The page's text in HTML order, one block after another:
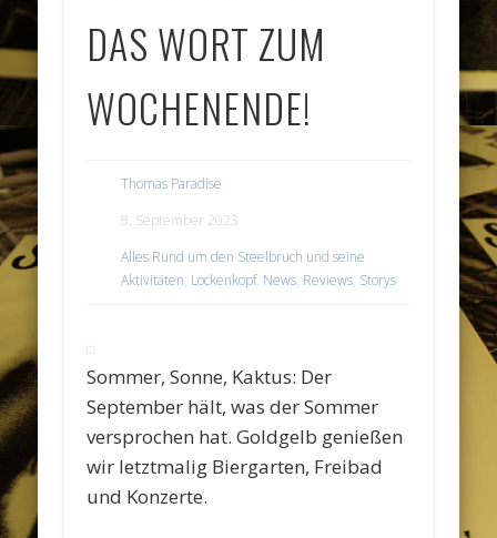
DAS WORT ZUM
WOCHENENDE!
Thomas Paradise
8. September 2023
Alles Rund um den Steelbruch und seine
Aktivitäten, Lockenkopf, News, Reviews, Storys
Sommer, Sonne, Kaktus: Der
September hält, was der Sommer
versprochen hat. Goldgelb genießen
wir letztmalig Biergarten, Freibad
und Konzerte.